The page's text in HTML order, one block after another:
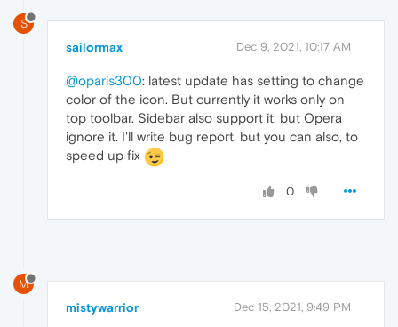
S
sailormax Dec 9, 2021, 10:17 AM
@oparis300: latest update has setting to change
color of the icon. But currently it works only on
top toolbar. Sidebar also support it, but Opera
ignore it. I'll write bug report, but you can also, to
speed up fix
0
M
mistywarrior Dec 15, 2021, 9:49 PM